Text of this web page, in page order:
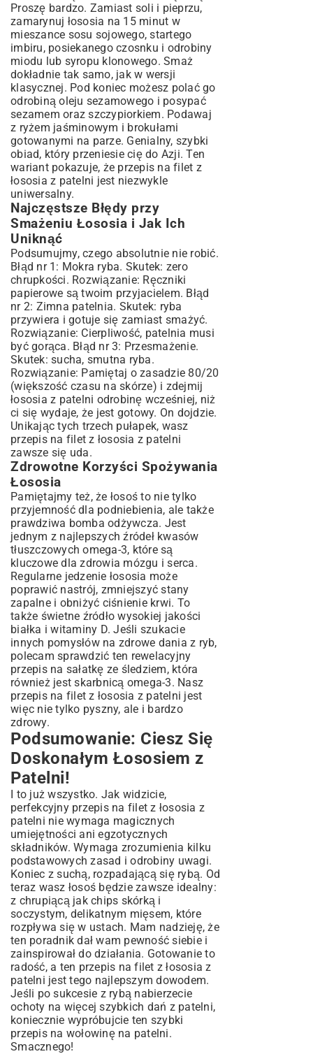
Proszę bardzo. Zamiast soli i pieprzu,
zamarynuj łososia na 15 minut w
mieszance sosu sojowego, startego
imbiru, posiekanego czosnku i odrobiny
miodu lub syropu klonowego. Smaż
dokładnie tak samo, jak w wersji
klasycznej. Pod koniec możesz polać go
odrobiną oleju sezamowego i posypać
sezamem oraz szczypiorkiem. Podawaj
z ryżem jaśminowym i brokułami
gotowanymi na parze. Genialny, szybki
obiad, który przeniesie cię do Azji. Ten
wariant pokazuje, że przepis na filet z
łososia z patelni jest niezwykle
uniwersalny.
Najczęstsze Błędy przy
Smażeniu Łososia i Jak Ich
Uniknąć
Podsumujmy, czego absolutnie nie robić.
Błąd nr 1: Mokra ryba. Skutek: zero
chrupkości. Rozwiązanie: Ręczniki
papierowe są twoim przyjacielem. Błąd
nr 2: Zimna patelnia. Skutek: ryba
przywiera i gotuje się zamiast smażyć.
Rozwiązanie: Cierpliwość, patelnia musi
być gorąca. Błąd nr 3: Przesmażenie.
Skutek: sucha, smutna ryba.
Rozwiązanie: Pamiętaj o zasadzie 80/20
(większość czasu na skórze) i zdejmij
łososia z patelni odrobinę wcześniej, niż
ci się wydaje, że jest gotowy. On dojdzie.
Unikając tych trzech pułapek, wasz
przepis na filet z łososia z patelni
zawsze się uda.
Zdrowotne Korzyści Spożywania
Łososia
Pamiętajmy też, że łosoś to nie tylko
przyjemność dla podniebienia, ale także
prawdziwa bomba odżywcza. Jest
jednym z najlepszych źródeł kwasów
tłuszczowych omega-3, które są
kluczowe dla zdrowia mózgu i serca.
Regularne jedzenie łososia może
poprawić nastrój, zmniejszyć stany
zapalne i obniżyć ciśnienie krwi. To
także świetne źródło wysokiej jakości
białka i witaminy D. Jeśli szukacie
innych pomysłów na zdrowe dania z ryb,
polecam sprawdzić ten rewelacyjny
przepis na sałatkę ze śledziem, która
również jest skarbnicą omega-3. Nasz
przepis na filet z łososia z patelni jest
więc nie tylko pyszny, ale i bardzo
zdrowy.
Podsumowanie: Ciesz Się
Doskonałym Łososiem z
Patelni!
I to już wszystko. Jak widzicie,
perfekcyjny przepis na filet z łososia z
patelni nie wymaga magicznych
umiejętności ani egzotycznych
składników. Wymaga zrozumienia kilku
podstawowych zasad i odrobiny uwagi.
Koniec z suchą, rozpadającą się rybą. Od
teraz wasz łosoś będzie zawsze idealny:
z chrupiącą jak chips skórką i
soczystym, delikatnym mięsem, które
rozpływa się w ustach. Mam nadzieję, że
ten poradnik dał wam pewność siebie i
zainspirował do działania. Gotowanie to
radość, a ten przepis na filet z łososia z
patelni jest tego najlepszym dowodem.
Jeśli po sukcesie z rybą nabierzecie
ochoty na więcej szybkich dań z patelni,
koniecznie wypróbujcie ten szybki
przepis na wołowinę na patelni.
Smacznego!